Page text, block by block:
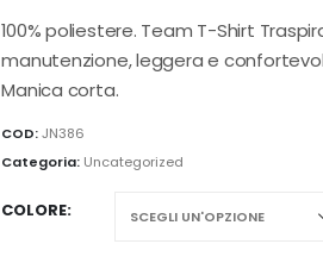
100% poliestere. Team T-Shirt
manutenzione, leggera e
Manica corta.
COD:JN386
Categoria: Uncategorized
COLORE